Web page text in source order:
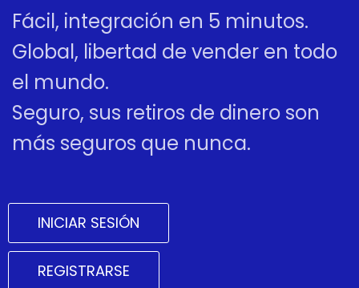
Fácil, integración en 5 minutos.
Global, libertad de vender en todo
el mundo.
Seguro, sus retiros de dinero son
más seguros que nunca.
INICIAR SESIÓN
REGISTRARSE